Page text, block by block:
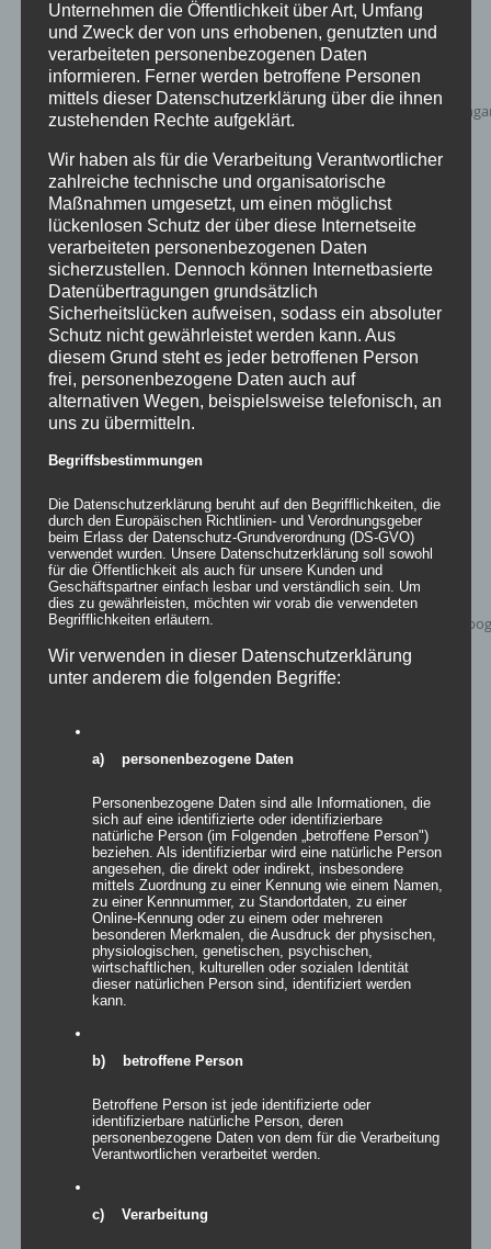
Inflatables AIRRAINBOW
Details
zur Wunschliste
Inflatables AIRRACEPASS
Details
zur Wunschliste
Unternehmen die Öffentlichkeit über Art, Umfang
und Zweck der von uns erhobenen, genutzten und
verarbeiteten personenbezogenen Daten
informieren. Ferner werden betroffene Personen
mittels dieser Datenschutzerklärung über die ihnen
zustehenden Rechte aufgeklärt.
Wir haben als für die Verarbeitung Verantwortlicher
zahlreiche technische und organisatorische
Maßnahmen umgesetzt, um einen möglichst
lückenlosen Schutz der über diese Internetseite
verarbeiteten personenbezogenen Daten
sicherzustellen. Dennoch können Internetbasierte
Datenübertragungen grundsätzlich
Sicherheitslücken aufweisen, sodass ein absoluter
Schutz nicht gewährleistet werden kann. Aus
diesem Grund steht es jeder betroffenen Person
frei, personenbezogene Daten auch auf
alternativen Wegen, beispielsweise telefonisch, an
uns zu übermitteln.
Begriffsbestimmungen
Die Datenschutzerklärung beruht auf den Begrifflichkeiten, die
durch den Europäischen Richtlinien- und Verordnungsgeber
beim Erlass der Datenschutz-Grundverordnung (DS-GVO)
verwendet wurden. Unsere Datenschutzerklärung soll sowohl
für die Öffentlichkeit als auch für unsere Kunden und
Geschäftspartner einfach lesbar und verständlich sein. Um
dies zu gewährleisten, möchten wir vorab die verwendeten
Begrifflichkeiten erläutern.
Wir verwenden in dieser Datenschutzerklärung
unter anderem die folgenden Begriffe:
a) personenbezogene Daten
Personenbezogene Daten sind alle Informationen, die
sich auf eine identifizierte oder identifizierbare
natürliche Person (im Folgenden „betroffene Person")
beziehen. Als identifizierbar wird eine natürliche Person
angesehen, die direkt oder indirekt, insbesondere
mittels Zuordnung zu einer Kennung wie einem Namen,
zu einer Kennnummer, zu Standortdaten, zu einer
Online-Kennung oder zu einem oder mehreren
besonderen Merkmalen, die Ausdruck der physischen,
physiologischen, genetischen, psychischen,
wirtschaftlichen, kulturellen oder sozialen Identität
dieser natürlichen Person sind, identifiziert werden
kann.
b) betroffene Person
Betroffene Person ist jede identifizierte oder
identifizierbare natürliche Person, deren
personenbezogene Daten von dem für die Verarbeitung
Verantwortlichen verarbeitet werden.
c) Verarbeitung